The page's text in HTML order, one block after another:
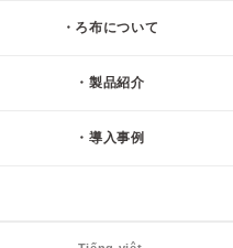
ろ布について
製品紹介
導入事例